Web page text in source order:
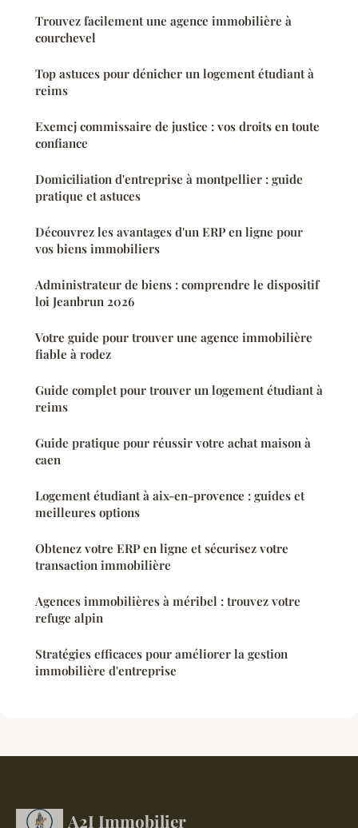
Trouvez facilement une agence immobilière à
courchevel
Top astuces pour dénicher un logement étudiant à
reims
Exemcj commissaire de justice : vos droits en toute
confiance
Domiciliation d'entreprise à montpellier : guide
pratique et astuces
Découvrez les avantages d'un ERP en ligne pour
vos biens immobiliers
Administrateur de biens : comprendre le dispositif
loi Jeanbrun 2026
Votre guide pour trouver une agence immobilière
fiable à rodez
Guide complet pour trouver un logement étudiant à
reims
Guide pratique pour réussir votre achat maison à
caen
Logement étudiant à aix-en-provence : guides et
meilleures options
Obtenez votre ERP en ligne et sécurisez votre
transaction immobilière
Agences immobilières à méribel : trouvez votre
refuge alpin
Stratégies efficaces pour améliorer la gestion
immobilière d'entreprise
A2I Immobilier